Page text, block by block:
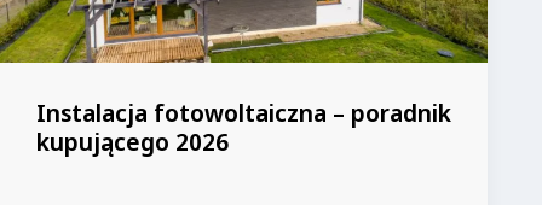
Instalacja fotowoltaiczna – poradnik
kupującego 2026